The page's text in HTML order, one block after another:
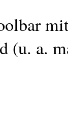
(u. a.